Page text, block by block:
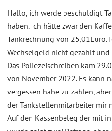
Hallo, ich werde beschuldigt
haben. Ich hätte zwar den
Tankrechnung von 25,01Euro.
Wechselgeld nicht gezählt
Das Poliezeischreiben kam
von November 2022. Es kann
vergessen habe zu zahlen,
der Tankstellenmitarbeiter mir
Auf den Kassenbeleg der mit